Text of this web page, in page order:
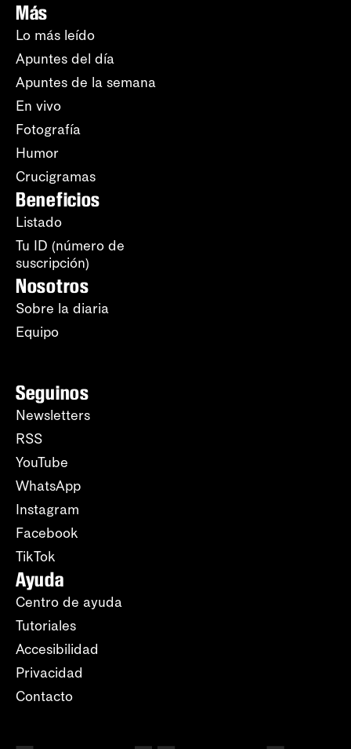
Más
Lo más leído
Apuntes del día
Apuntes de la semana
En vivo
Fotografía
Humor
Crucigramas
Beneficios
Listado
Tu ID (número de
suscripción)
Nosotros
Sobre la diaria
Equipo
Seguinos
Newsletters
RSS
YouTube
WhatsApp
Instagram
Facebook
TikTok
Ayuda
Centro de ayuda
Tutoriales
Accesibilidad
Privacidad
Contacto